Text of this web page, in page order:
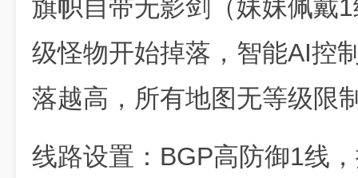
旗帜自带无影剑（妹妹佩戴
级怪物开始掉落，智能AI控
落越高，所有地图无等级限
线路设置：BGP高防御1线